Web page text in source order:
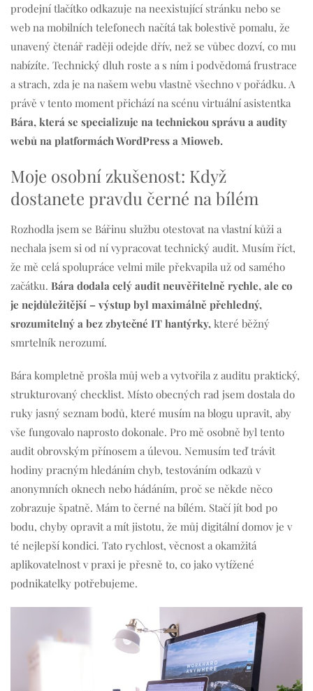
prodejní tlačítko odkazuje na neexistující stránku nebo se
web na mobilních telefonech načítá tak bolestivě pomalu, že
unavený čtenář raději odejde dřív, než se vůbec dozví, co mu
nabízíte. Technický dluh roste a s ním i podvědomá frustrace
a strach, zda je na našem webu vlastně všechno v pořádku. A
právě v tento moment přichází na scénu virtuální asistentka
Bára, která se specializuje na technickou správu a audity
webů na platformách WordPress a Mioweb.
Moje osobní zkušenost: Když
dostanete pravdu černé na bílém
Rozhodla jsem se Bářinu službu otestovat na vlastní kůži a
nechala jsem si od ní vypracovat technický audit. Musím říct,
že mě celá spolupráce velmi mile překvapila už od samého
začátku. Bára dodala celý audit neuvěřitelně rychle, ale co
je nejdůležitější – výstup byl maximálně přehledný,
srozumitelný a bez zbytečné IT hantýrky, které běžný
smrtelník nerozumí.
Bára kompletně prošla můj web a vytvořila z auditu praktický,
strukturovaný checklist. Místo obecných rad jsem dostala do
ruky jasný seznam bodů, které musím na blogu upravit, aby
vše fungovalo naprosto dokonale. Pro mě osobně byl tento
audit obrovským přínosem a úlevou. Nemusím teď trávit
hodiny pracným hledáním chyb, testováním odkazů v
anonymních oknech nebo hádáním, proč se někde něco
zobrazuje špatně. Mám to černé na bílém. Stačí jít bod po
bodu, chyby opravit a mít jistotu, že můj digitální domov je v
té nejlepší kondici. Tato rychlost, věcnost a okamžitá
aplikovatelnost v praxi je přesně to, co jako vytížené
podnikatelky potřebujeme.